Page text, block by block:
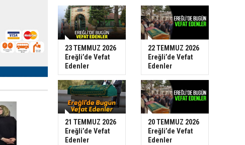
23 TEMMUZ 2026
Ereğli’de Vefat
Edenler
22 TEMMUZ 2026
Ereğli’de Vefat
Edenler
21 TEMMUZ 2026
Ereğli’de Vefat
Edenler
20 TEMMUZ 2026
Ereğli’de Vefat
Edenler